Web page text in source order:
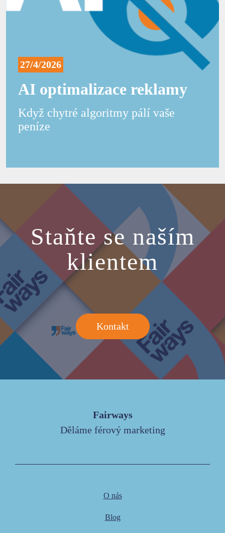
AI optimalizace reklamy
Když chytré algoritmy pálí vaše
peníze
27/4/2026
Staňte se naším
klientem
Kontakt
Fairways
Děláme férový marketing
O nás
Blog